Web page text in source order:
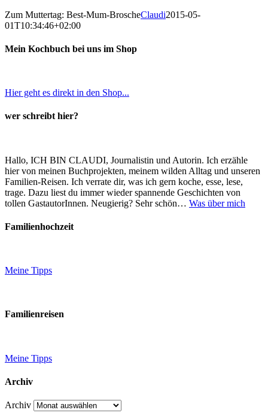
Zum Muttertag: Best-Mum-BroscheClaudi2015-05-
01T10:34:46+02:00
Mein Kochbuch bei uns im Shop
Hier geht es direkt in den Shop...
wer schreibt hier?
Hallo, ICH BIN CLAUDI, Journalistin und Autorin. Ich erzähle
hier von meinen Buchprojekten, meinem wilden Alltag und unseren
Familien-Reisen. Ich verrate dir, was ich gern koche, esse, lese,
trage. Dazu liest du immer wieder spannende Geschichten von
tollen GastautorInnen. Neugierig? Sehr schön… Was über mich
Familienhochzeit
Meine Tipps
Familienreisen
Meine Tipps
Archiv
Archiv